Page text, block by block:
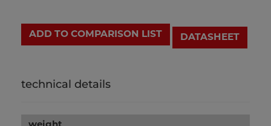
ADD TO COMPARISON LIST DATASHEET
technical details